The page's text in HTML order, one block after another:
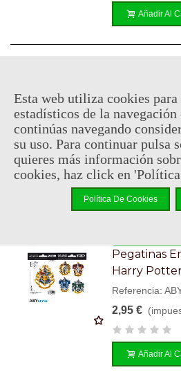
Añadir Al
Set De
Referencia:
2,95 €
Añadir Al
Pegatinas
Harry
Referencia:
2,95 €
Añadir Al
Esta web utiliza cookies para
estadísticos de la navegación
continúas navegando
su uso. Para continuar pulsa
quieres más información
cookies, haz click en
Política De Cookies